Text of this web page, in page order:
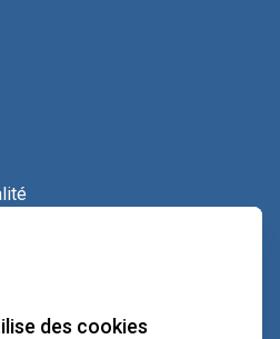
des cookies